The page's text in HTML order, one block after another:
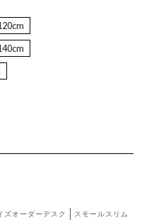
ズオーダーデスク
スモールスリム